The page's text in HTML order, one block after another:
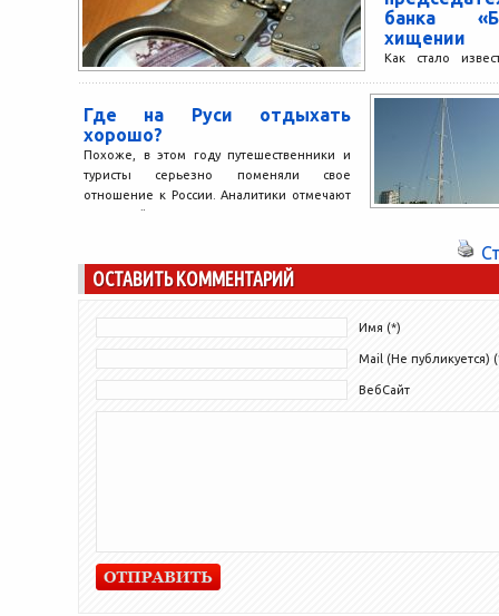
банка
хищении
Как стало
Руслан
проведении
хищении
Где на Руси отдыхать
хорошо?
Похоже, в этом году путешественники и
туристы серьезно поменяли свое
отношение к России. Аналитики отмечают
ощутимый рост интереса иностранных
ОСТАВИТЬ КОММЕНТАРИЙ
Имя (*)
Mail (Не публикуется)
ВебСайт